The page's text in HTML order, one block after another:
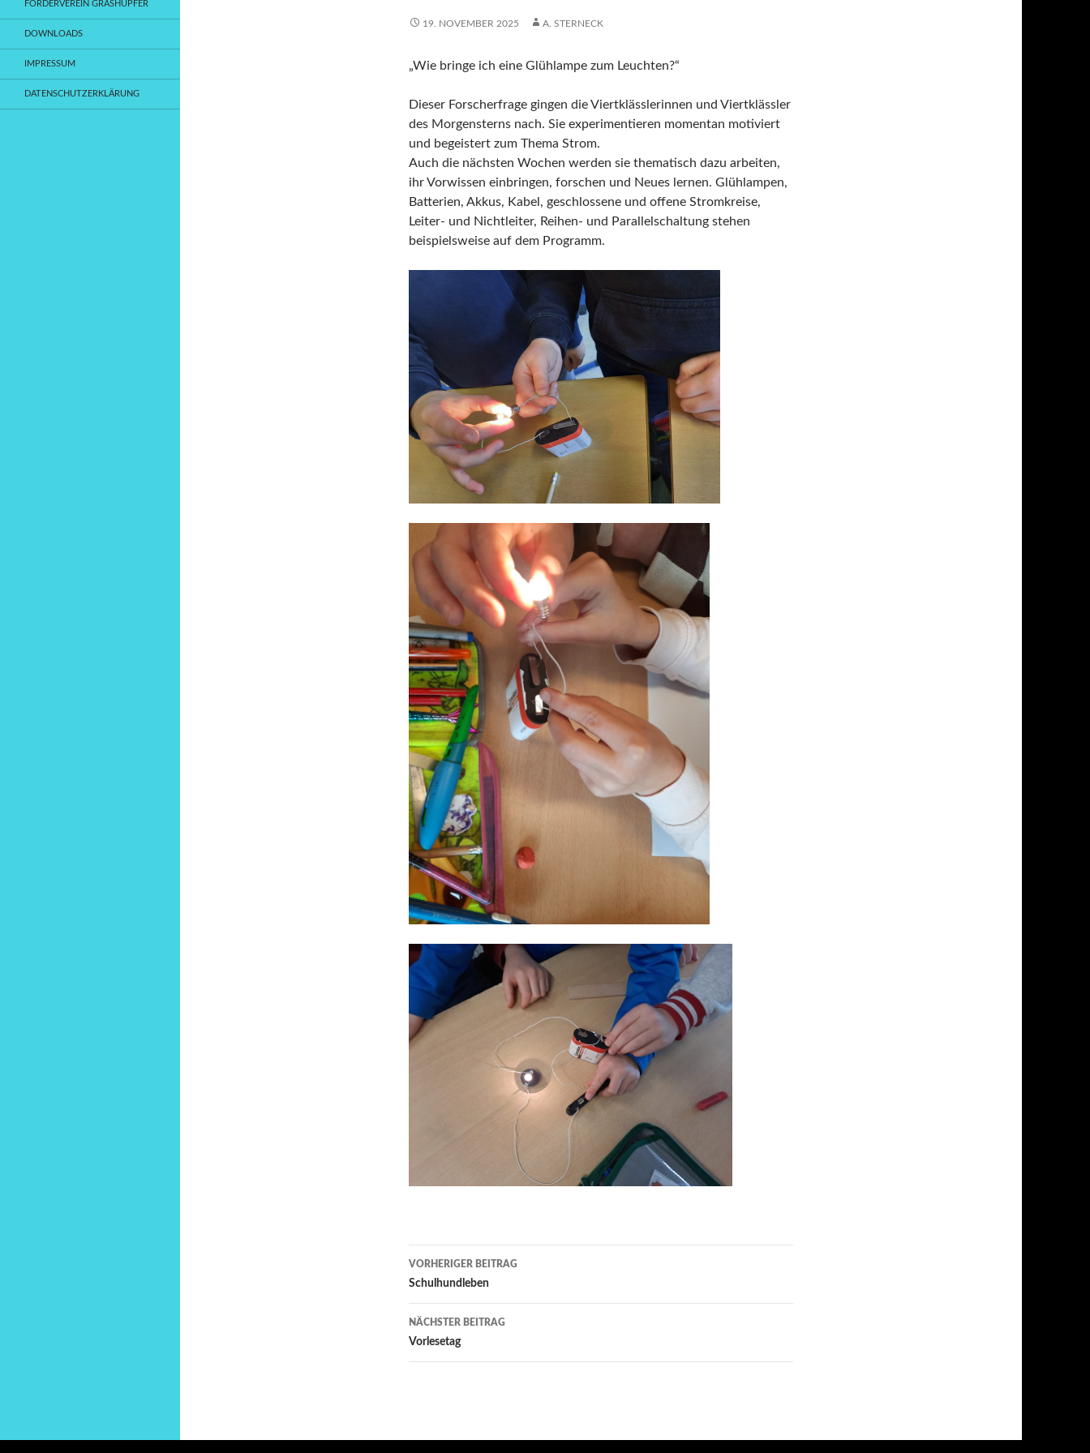
19. NOVEMBER 2025 A. STERNECK
„Wie bringe ich eine Glühlampe zum Leuchten?“
Dieser Forscherfrage gingen die Viertklässlerinnen und Viertklässler
des Morgensterns nach. Sie experimentieren momentan motiviert
und begeistert zum Thema Strom.
Auch die nächsten Wochen werden sie thematisch dazu arbeiten,
ihr Vorwissen einbringen, forschen und Neues lernen. Glühlampen,
Batterien, Akkus, Kabel, geschlossene und offene Stromkreise,
Leiter- und Nichtleiter, Reihen- und Parallelschaltung stehen
beispielsweise auf dem Programm.
Beitragsnavigation
VORHERIGER BEITRAG
Schulhundleben
NÄCHSTER BEITRAG
Vorlesetag
FÖRDERVEREIN GRASHÜPFER
DOWNLOADS
IMPRESSUM
DATENSCHUTZERKLÄRUNG